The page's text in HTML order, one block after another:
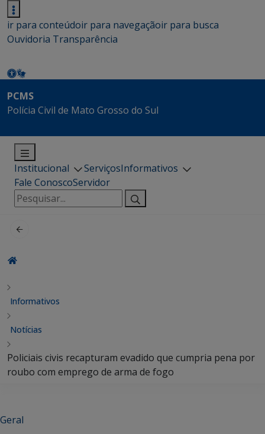
ir para conteúdoir para navegaçãoir para busca
Ouvidoria Transparência
PCMS
Polícia Civil de Mato Grosso do Sul
Institucional ServiçosInformativos
Fale ConoscoServidor
Pesquisar
por:
Informativos
Notícias
Policiais civis recapturam evadido que cumpria pena por
roubo com emprego de arma de fogo
Geral